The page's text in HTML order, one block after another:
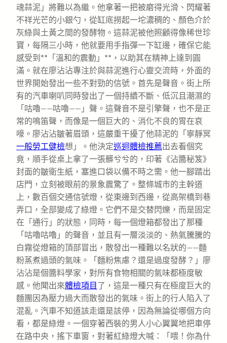
魂蒜泥」將難以為繼。他拿著一把被磨得光滑、閃耀著
不祥光芒的小銀勺，從缸底撈起一坨濃稠的、顏色介於
灰綠與土黃之間的發酵物。這蒜泥被他照顧得像稀世珍
寶，每隔三小時，他就要用手指彈一下缸邊，確保它能
感受到**「溫和的震動」**，以助其在精神上達到圓
滿。就在廖沾沾專注於與蒜泥進行心靈交流時，外面的
世界開始發出一些不對勁的信號。首先是聲音。街上所
有的汽車喇叭同時發出了一個持續不斷、低沉且潮濕的
「咕嚕——咕嚕——」聲。這聲音不是引擎聲，也不是正
常的鳴笛聲，而像是一個巨大的、消化不良的胃在哀
嚎。廖沾沾皺著眉頭，這嚴重干擾了他蒜泥的「寧靜冥
一般勞工健檢想」。他決定巡迴體檢推薦出去看個究
竟，順手從桌上拿了一張髒兮兮的，印著《沾醬秘笈》
封面的皺衛生紙，塞進口袋以備不時之需。他一腳踏出
店門，立刻被眼前的景象震驚了。整條城市的主幹道
上，數百個交通信號燈，從東邊到西邊，從高架橋到巷
弄口，全部變成了綠燈。它們不是交替閃爍，而是固定
在「通行」的狀態，同時，每一個燈箱都發出了那種
「咕嚕咕嚕」的聲音，並且有一層淡淡的、熱氣騰騰的
白霧從燈箱的頂部冒出，散發出一種難以名狀的——麵
粉蒸煮過頭的氣味。「麵粉焦慮？還是過度發酵？」廖
沾沾是個醬料學家，對所有食物相關的氣味都極度敏
感。他聞出來體檢項目 了，這是一種只有在極度巨大的
麵團因為壓力過大而散發出的氣味。街上的行人陷入了
混亂。汽車不知道該走還是該停，因為無論從哪個方向
看，都是綠燈。一個穿著西裝的男人小心翼翼地把車停
在路中央，搖下車窗，對著紅綠燈大喊：「喂！你為什